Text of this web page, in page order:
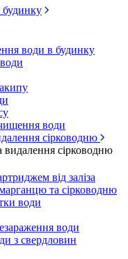
води в будинку
води
сірководню
видалення сірководню
від заліза
та сірководню
води
води
з свердловин